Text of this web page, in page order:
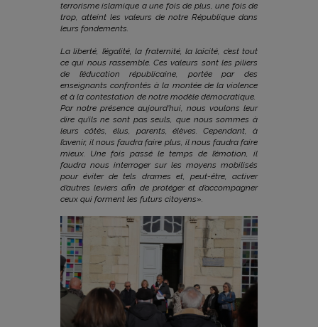
terrorisme islamique a une fois de plus, une fois de
trop, atteint les valeurs de notre République dans
leurs fondements.
La liberté, l’égalité, la fraternité, la laïcité, c’est tout
ce qui nous rassemble. Ces valeurs sont les piliers
de l’éducation républicaine, portée par des
enseignants confrontés à la montée de la violence
et à la contestation de notre modèle démocratique.
Par notre présence aujourd’hui, nous voulons leur
dire qu’ils ne sont pas seuls, que nous sommes à
leurs côtés, élus, parents, élèves.Cependant, à
l’avenir, il nous faudra faire plus, il nous faudra faire
mieux. Une fois passé le temps de l’émotion, il
faudra nous interroger sur les moyens mobilisés
pour éviter de tels drames et, peut-être, activer
d’autres leviers afin de protéger et d’accompagner
ceux qui forment les futurs citoyens».